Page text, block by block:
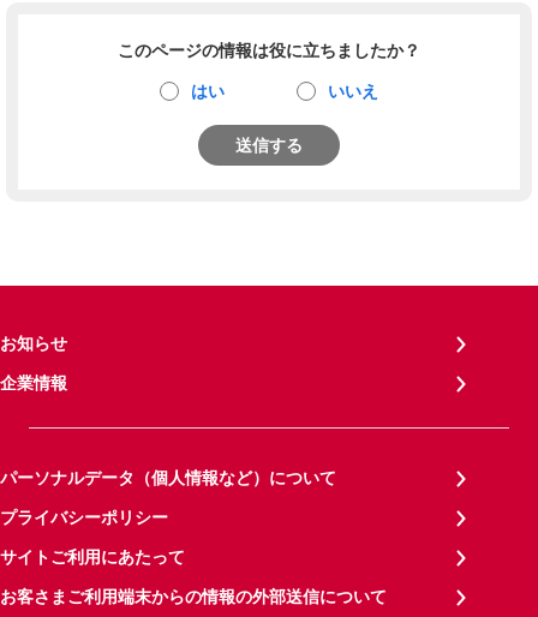
このページの情報は役に立ちましたか？
はい いいえ
送信する
お知らせ
企業情報
パーソナルデータ（個人情報など）について
プライバシーポリシー
サイトご利用にあたって
お客さまご利用端末からの情報の外部送信について